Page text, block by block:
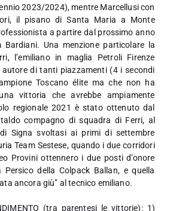
2023/2024), mentre Marcellusi con
il pisano di Santa Maria a Monte
a partire dal prossimo anno
Bardiani. Una menzione particolare la
l’emiliano in maglia Petroli Firenze
autore di tanti piazzamenti (4 i secondi
Toscano élite ma che non ha
vittoria che avrebbe ampiamente
regionale 2021 è stato ottenuto dal
compagno di squadra di Ferri, al
Signa svoltasi ai primi di settembre
Team Sestese, quando i due corridori
Provini ottennero i due posti d’onore
della Colpack Ballan, e quella
ancora giù” al tecnico emiliano.
(tra parentesi le vittorie): 1)